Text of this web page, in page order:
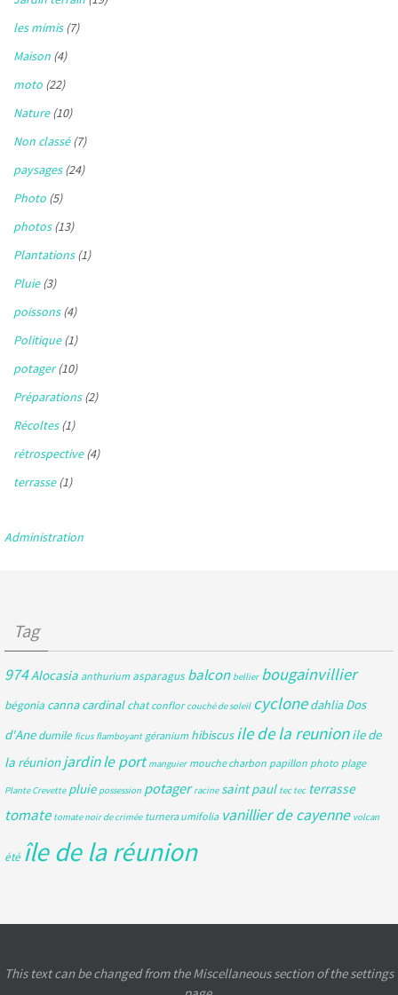
les mimis(7)
Maison (4)
moto (22)
Nature(10)
Non classé(7)
paysages(24)
Photo (5)
photos(13)
Plantations(1)
Pluie(3)
poissons(4)
Politique(1)
potager(10)
Préparations(2)
Récoltes(1)
rétrospective(4)
terrasse(1)
Administration
Tag
974Alocasia anthurium asparagus balcon bellier bougainvillier
bégonia canna cardinal chat conflor couché de soleil cyclone dahlia Dos
d'Ane dumile ficus flamboyant géranium hibiscus ile de la reunion ile de
la réunion jardinle port manguier mouche charbon papillon photo plage
Plante Crevette pluie possession potager racine saint paul tec tec terrasse
tomate tomate noir de crimée turnera umifolia vanillier de cayenne volcan
été île de la réunion
This text can be changed from the Miscellaneous section of the settings